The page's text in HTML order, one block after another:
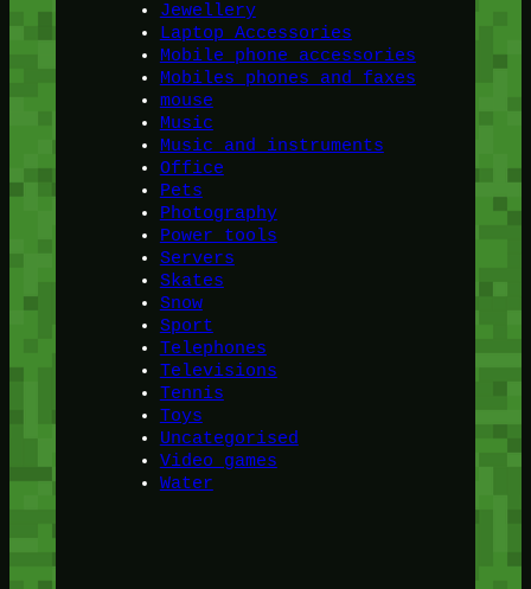
Jewellery
Laptop Accessories
Mobile phone accessories
Mobiles phones and faxes
mouse
Music
Music and instruments
Office
Pets
Photography
Power tools
Servers
Skates
Snow
Sport
Telephones
Televisions
Tennis
Toys
Uncategorised
Video games
Water